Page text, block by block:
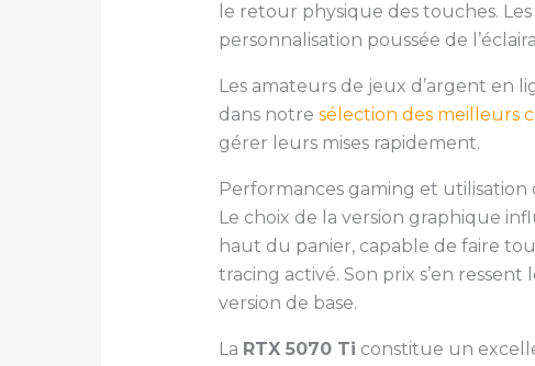
le retour physique des touches.
personnalisation poussée de
Les amateurs de jeux d’argent
dans notre sélection des meilleurs
gérer leurs mises rapidement.
Performances gaming et
Le choix de la version graphique
haut du panier, capable de faire
tracing activé. Son prix s’en
version de base.
La RTX 5070 Ti constitue un